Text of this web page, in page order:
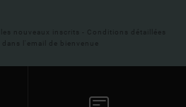
nouveaux inscrits - Conditions détaillées
dans l'email de bienvenue